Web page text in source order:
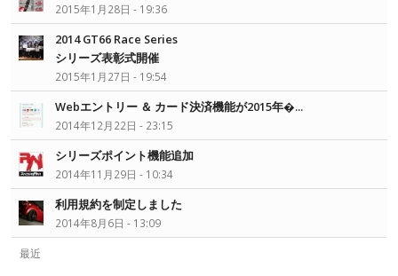
2015年1月28日 - 19:36
2014 GT66 Race Series
シリーズ表彰式開催
2015年1月27日 - 19:54
Webエントリー ＆ カード決済機能が2015年�...
2014年12月22日 - 23:15
シリーズポイント機能追加
2014年11月29日 - 10:34
利用規約を制定しました
2014年8月6日 - 13:09
最近